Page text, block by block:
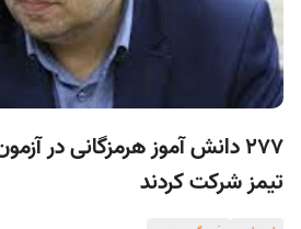
۲۷۷ دانش آموز هرمزگانی در
تیمز شرکت کردند